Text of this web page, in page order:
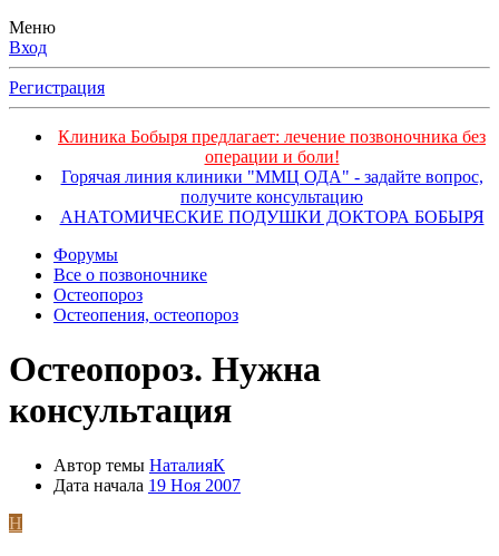
Меню
Вход
Регистрация
Клиника Бобыря предлагает: лечение позвоночника без
операции и боли!
Горячая линия клиники "ММЦ ОДА" - задайте вопрос,
получите консультацию
АНАТОМИЧЕСКИЕ ПОДУШКИ ДОКТОРА БОБЫРЯ
Форумы
Все о позвоночнике
Остеопороз
Остеопения, остеопороз
Остеопороз. Нужна
консультация
Автор темы НаталияК
Дата начала 19 Ноя 2007
Н